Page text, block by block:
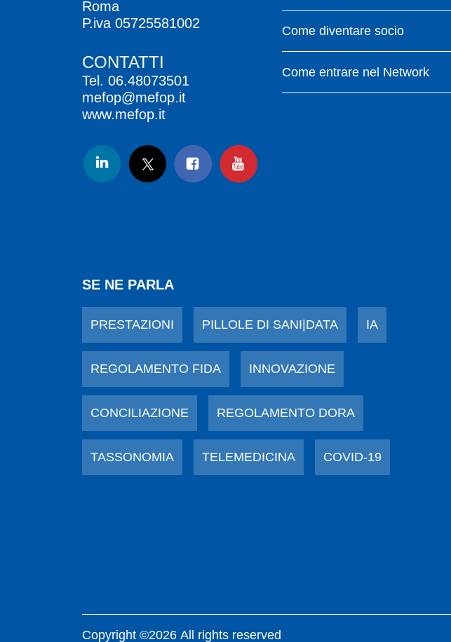
Roma
P.iva 05725581002
CONTATTI
Tel. 06.48073501
mefop@mefop.it
www.mefop.it
Come diventare socio
Come entrare nel Network
SE NE PARLA
PRESTAZIONI PILLOLE DI SANI|DATA IA
REGOLAMENTO FIDA INNOVAZIONE
CONCILIAZIONE REGOLAMENTO DORA
TASSONOMIA TELEMEDICINA COVID-19
Copyright ©2026 All rights reserved